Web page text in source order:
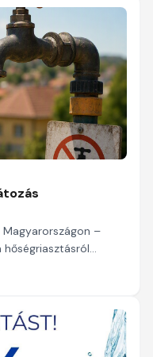
–
hőségriasztásról
A ...